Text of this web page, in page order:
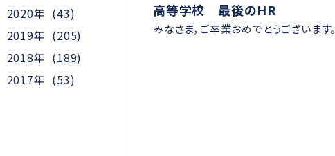
2020年 (43)
2019年 (205)
2018年 (189)
2017年 (53)
高等学校 最後のHR
みなさま，ご卒業おめでとうございます。